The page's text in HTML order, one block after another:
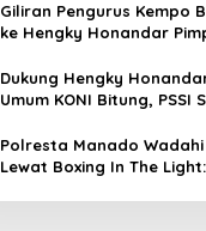
Giliran Pengurus Kempo
ke Hengky Honandar
Dukung Hengky
Umum KONI Bitung, PSSI
Polresta Manado Wadahi
Lewat Boxing In The